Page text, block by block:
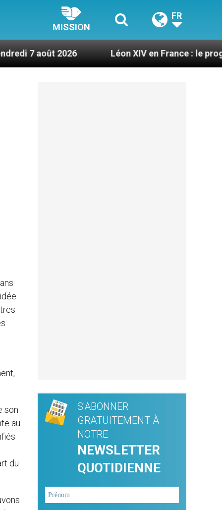
MISSION
FR
Léon XIV en France : le programme
son
au
du
S'ABONNER
GRATUITEMENT À
NOTRE
NEWSLETTER
QUOTIDIENNE